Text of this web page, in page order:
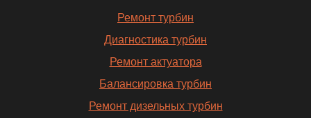
Ремонт турбин
Диагностика турбин
Ремонт актуатора
Балансировка турбин
Ремонт дизельных турбин